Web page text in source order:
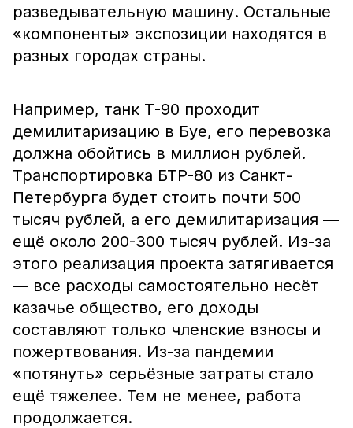
разведывательную машину. Остальные
«компоненты» экспозиции находятся в
разных городах страны.
Например, танк Т-90 проходит
демилитаризацию в Буе, его перевозка
должна обойтись в миллион рублей.
Транспортировка БТР-80 из Санкт-
Петербурга будет стоить почти 500
тысяч рублей, а его демилитаризация —
ещё около 200-300 тысяч рублей. Из-за
этого реализация проекта затягивается
— все расходы самостоятельно несёт
казачье общество, его доходы
составляют только членские взносы и
пожертвования. Из-за пандемии
«потянуть» серьёзные затраты стало
ещё тяжелее. Тем не менее, работа
продолжается.